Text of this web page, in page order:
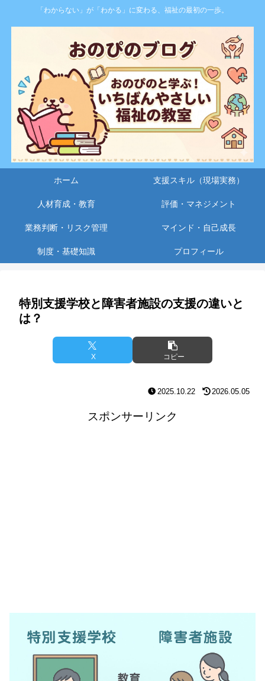
「わからない」が「わかる」に変わる、福祉の最初の一歩。
ホーム 支援スキル（現場実務）
人材育成・教育 評価・マネジメント
業務判断・リスク管理 マインド・自己成長
制度・基礎知識 プロフィール
特別支援学校と障害者施設の支援の違いと
は？
X コピー
2025.10.22 2026.05.05
スポンサーリンク